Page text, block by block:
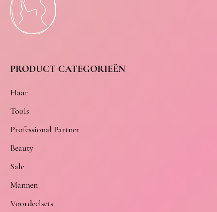
PRODUCT CATEGORIEËN
Haar
Tools
Professional Partner
Beauty
Sale
Mannen
Voordeelsets